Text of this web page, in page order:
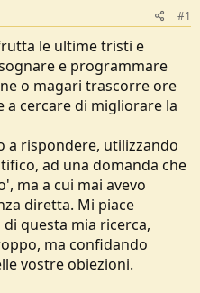
#1
le ultime tristi e
e programmare
o magari trascorre ore
a cercare di migliorare la
a rispondere, utilizzando
ad una domanda che
ma a cui mai avevo
diretta. Mi piace
questa mia ricerca,
ma confidando
vostre obiezioni.